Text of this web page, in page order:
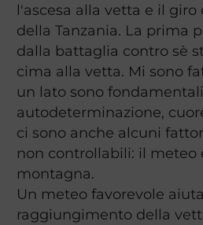
l'ascesa alla vetta e il
della Tanzania. La prima
dalla battaglia contro sè
cima alla vetta. Mi sono
un lato sono fondamentali
autodeterminazione,
ci sono anche alcuni
non controllabili: il meteo
montagna.
Un meteo favorevole
raggiungimento della